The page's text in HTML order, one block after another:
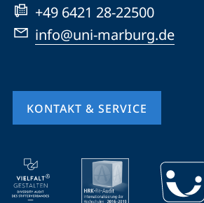
+49 6421 28-22500
info@uni-marburg.de
KONTAKT & SERVICE
Mobile-
Service-